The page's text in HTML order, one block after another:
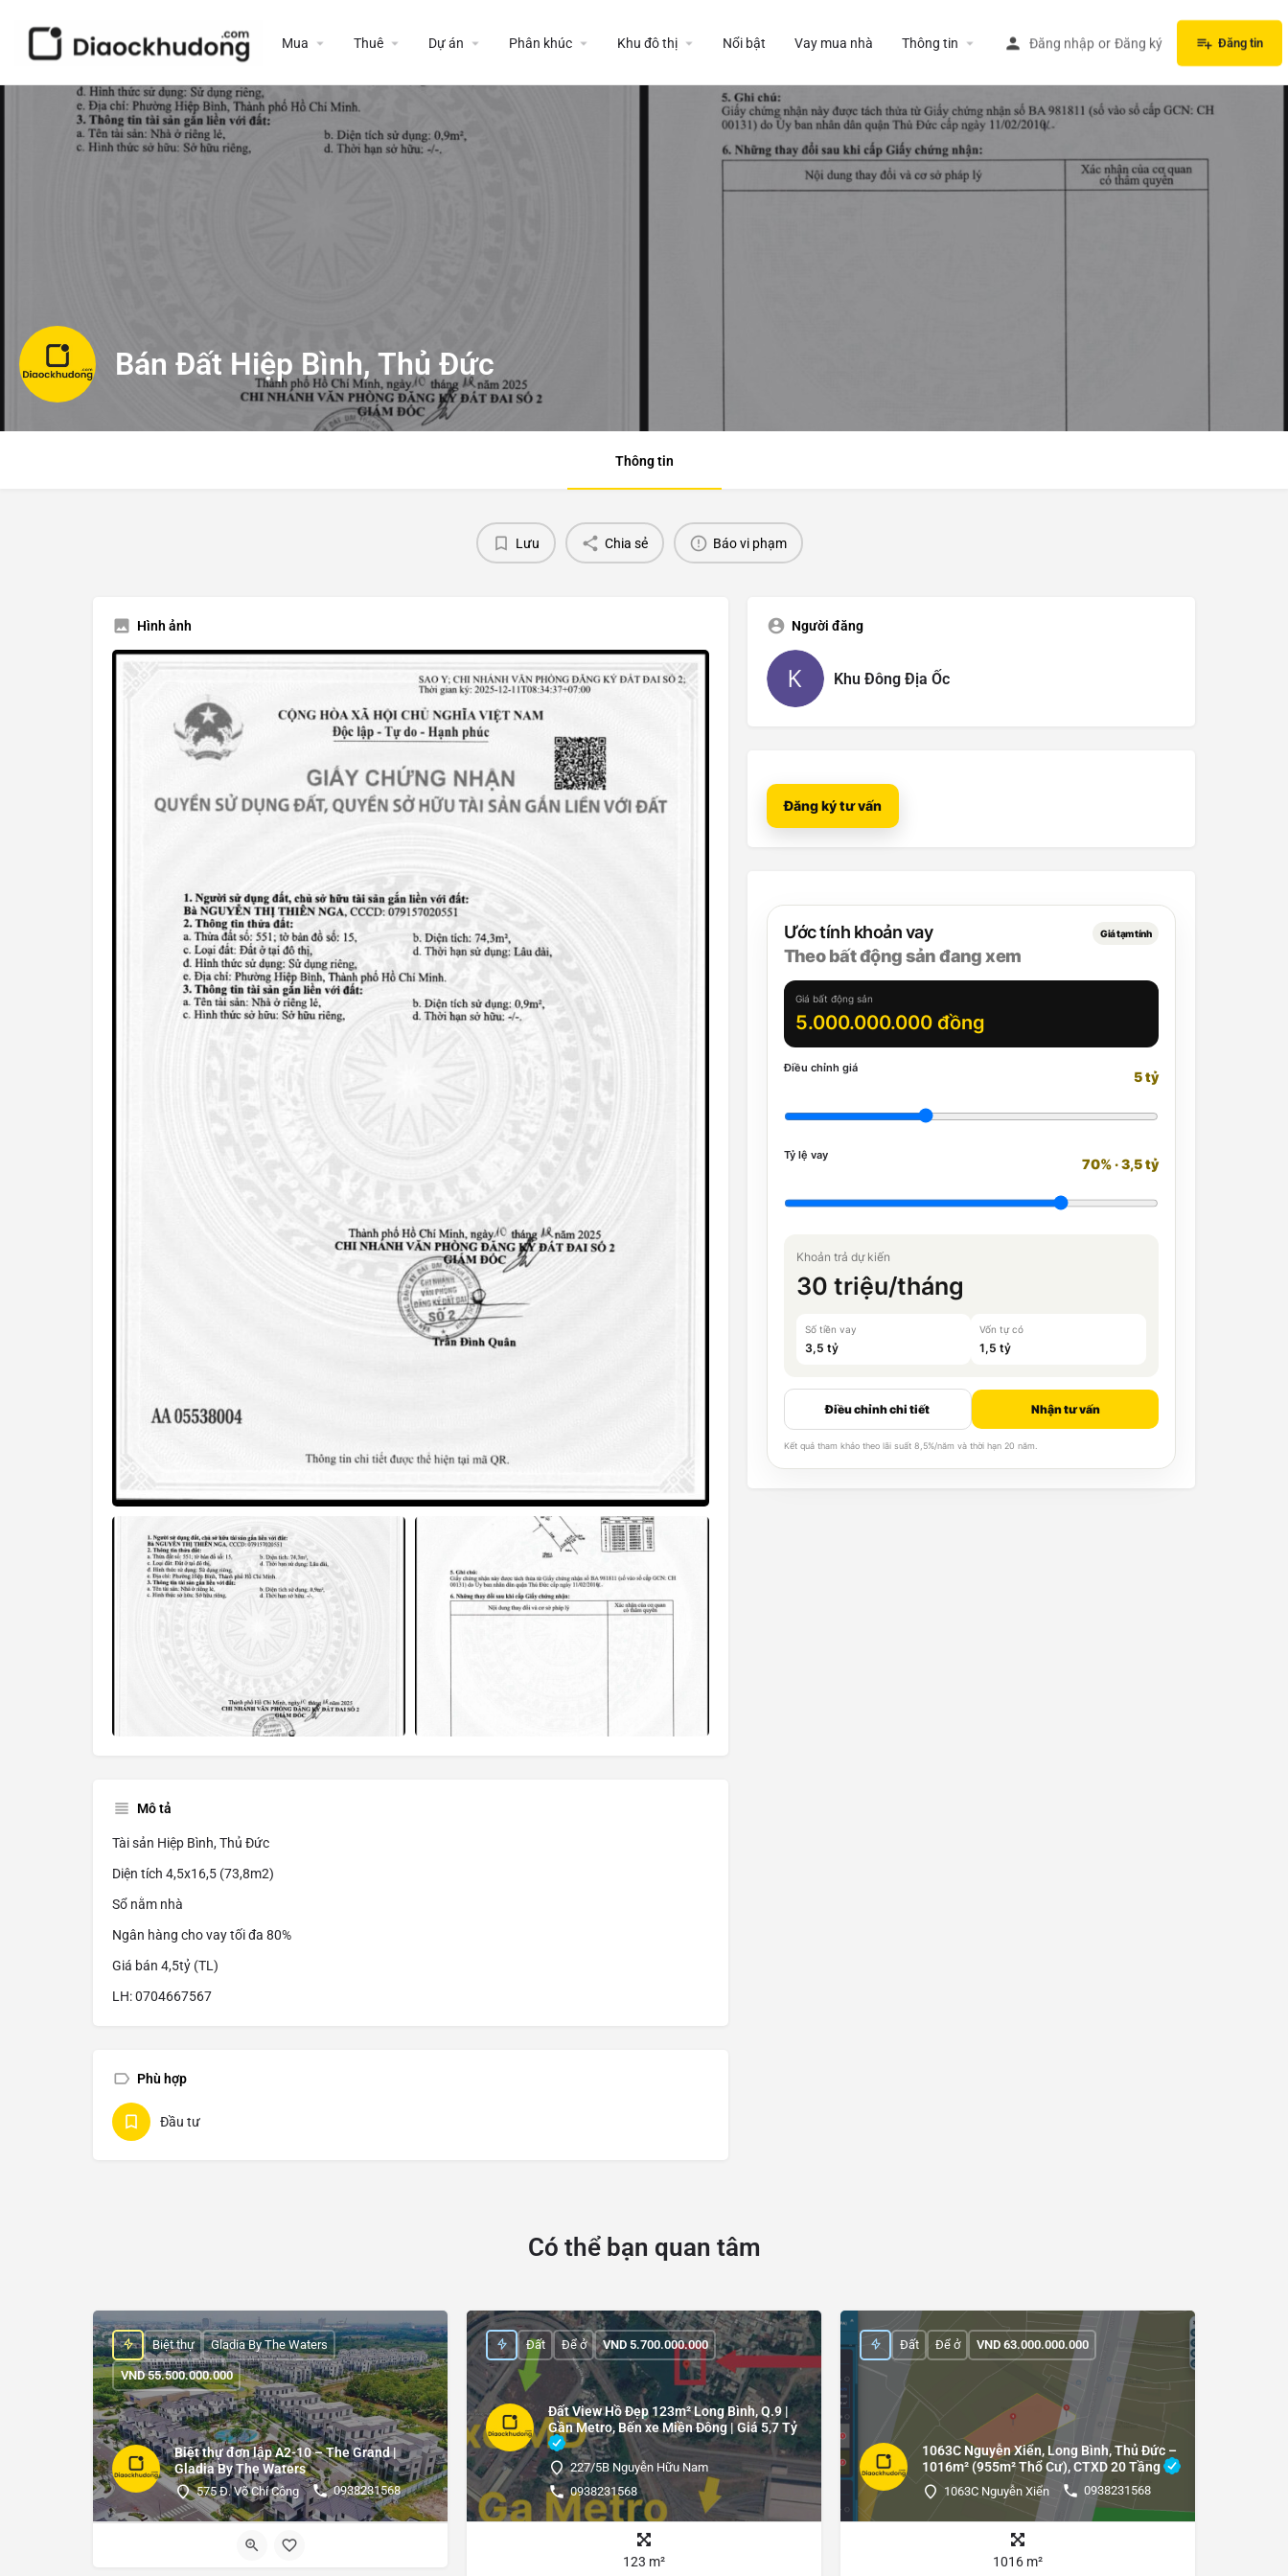
Mua Thuê Dự án Phân khúc Khu đô thị Nổi bật Vay mua nhà Thông tin Đăng nhập or Đăng ký Đăng tin
Bán Đất Hiệp Bình, Thủ Đức
Thông tin
Lưu Chia sẻ Báo vi phạm
Hình ảnh
Mô tả
Tài sản Hiệp Bình, Thủ Đức
Diện tích 4,5x16,5 (73,8m2)
Sổ nằm nhà
Ngân hàng cho vay tối đa 80%
Giá bán 4,5tỷ (TL)
LH: 0704667567
Phù hợp
Đầu tư
Người đăng
Khu Đông Địa Ốc
Đăng ký tư vấn
Ước tính khoản vay
Theo bất động sản đang xem
Giá tạm tính
Giá bất động sản
5.000.000.000 đồng
Điều chỉnh giá
5 tỷ
Tỷ lệ vay
70% · 3,5 tỷ
Khoản trả dự kiến
30 triệu/tháng
Số tiền vay
3,5 tỷ
Vốn tự có
1,5 tỷ
Điều chỉnh chi tiết Nhận tư vấn
Kết quả tham khảo theo lãi suất 8,5%/năm và thời hạn 20 năm.
Có thể bạn quan tâm
Biệt thự đơn lập A2-10 – The Grand |
Gladia By The Waters
575 Đ. Võ Chí Công 0938231568
Biệt thự Gladia By The Waters
VND55.500.000.000
Đất View Hồ Đẹp 123m² Long Bình, Q.9 |
Gần Metro, Bến xe Miền Đông | Giá 5,7 Tỷ
227/5B Nguyễn Hữu Nam
0938231568
Đất Để ở VND 5.700.000.000
123 m²
1063C Nguyễn Xiển, Long Bình, Thủ Đức –
1016m² (955m² Thổ Cư), CTXD 20 Tầng
1063C Nguyễn Xiển 0938231568
Đất Để ở VND 63.000.000.000
1016 m²